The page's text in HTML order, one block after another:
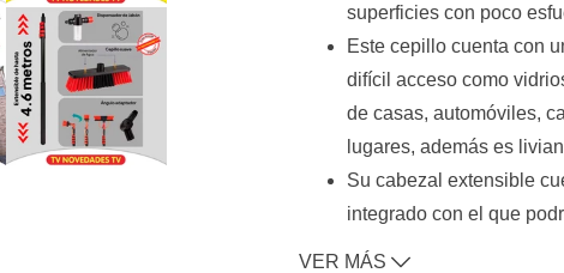
superficies con poco
Este cepillo cuenta con
difícil acceso como
de casas, automóviles,
lugares, además es
Su cabezal extensible
integrado con el que
necesidad de pagar
VER MÁS